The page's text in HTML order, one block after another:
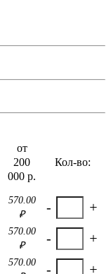
от
200
000 р.
Кол-во:
570.00
₽
- +
570.00
₽
- +
570.00
- +